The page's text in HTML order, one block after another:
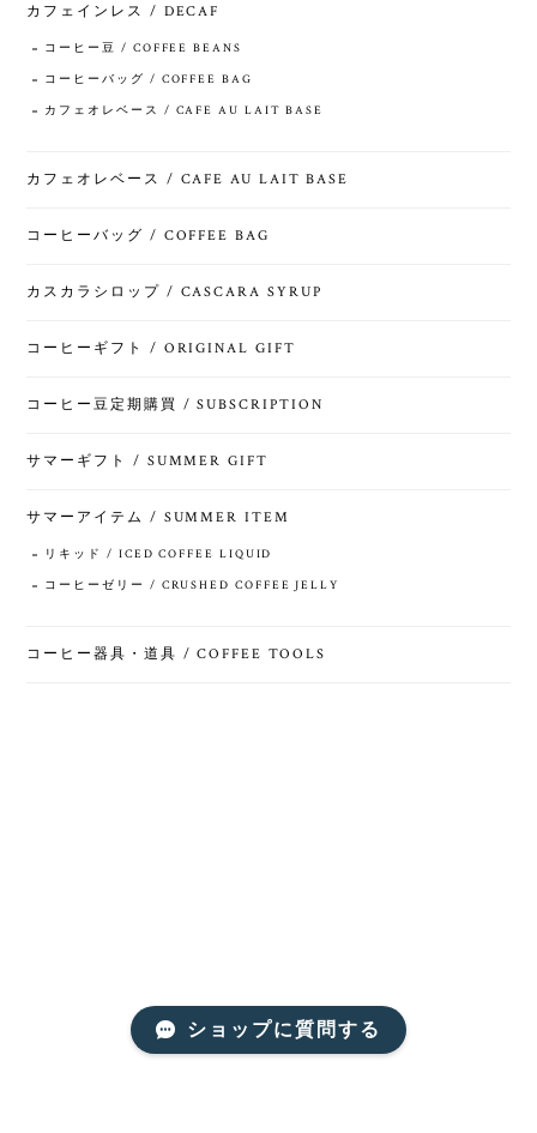
カフェインレス / DECAF
コーヒー豆 / COFFEE BEANS
コーヒーバッグ / COFFEE BAG
カフェオレベース / CAFE AU LAIT BASE
カフェオレベース / CAFE AU LAIT BASE
コーヒーバッグ / COFFEE BAG
カスカラシロップ / CASCARA SYRUP
コーヒーギフト / ORIGINAL GIFT
コーヒー豆定期購買 / SUBSCRIPTION
サマーギフト / SUMMER GIFT
サマーアイテム / SUMMER ITEM
リキッド / ICED COFFEE LIQUID
コーヒーゼリー / CRUSHED COFFEE JELLY
コーヒー器具・道具 / COFFEE TOOLS
ショップに質問する